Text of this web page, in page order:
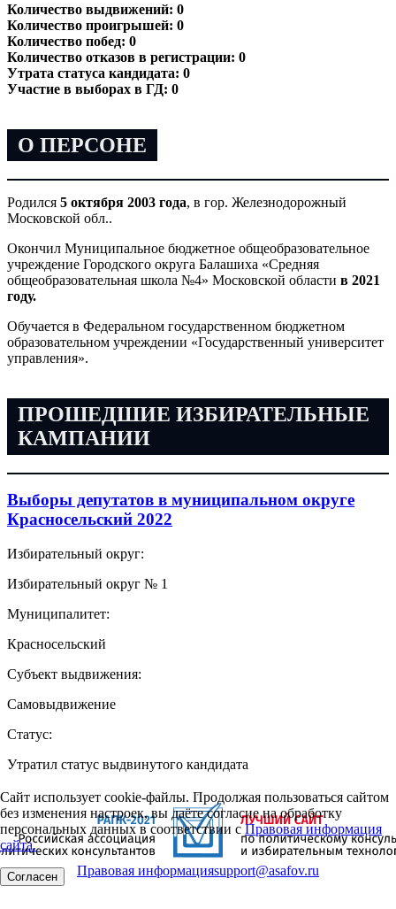
Количество выдвижений: 0
Количество проигрышей: 0
Количество побед: 0
Количество отказов в регистрации: 0
Утрата статуса кандидата: 0
Участие в выборах в ГД: 0
О ПЕРСОНЕ
Родился 5 октября 2003 года, в гор. Железнодорожный
Московской обл..
Окончил Муниципальное бюджетное общеобразовательное
учреждение Городского округа Балашиха «Средняя
общеобразовательная школа №4» Московской области в 2021
году.
Обучается в Федеральном государственном бюджетном
образовательном учреждении «Государственный университет
управления».
ПРОШЕДШИЕ ИЗБИРАТЕЛЬНЫЕ
КАМПАНИИ
Выборы депутатов в муниципальном округе
Красносельский 2022
Избирательный округ:
Избирательный округ № 1
Муниципалитет:
Красносельский
Субъект выдвижения:
Самовыдвижение
Статус:
Утратил статус выдвинутого кандидата
Сайт использует cookie-файлы. Продолжая пользоваться сайтом
без изменения настроек, вы даёте согласие на обработку
персональных данных в соответствии сПравовая информация
сайта.
Согласен Правовая информацияsupport@asafov.ru